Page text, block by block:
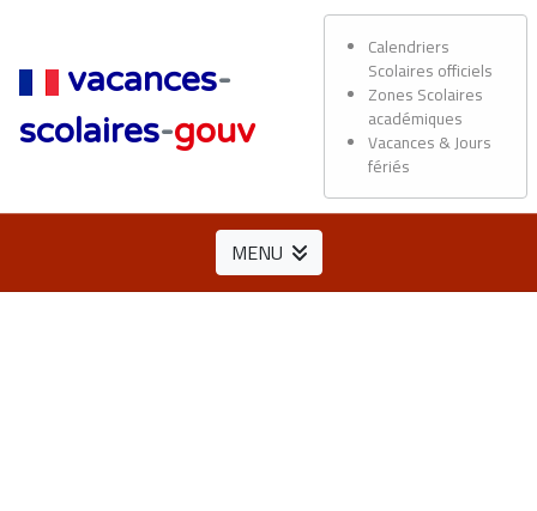
vacances-
scolaires-gouv
Calendriers
Scolaires officiels
Zones Scolaires
académiques
Vacances & Jours
fériés
MENU